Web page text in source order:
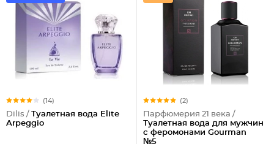
(14)
Dilis / Туалетная вода Elite
Arpeggio
(2)
Парфюмерия 21 века /
Туалетная вода для мужчин
с феромонами Gourman
№5